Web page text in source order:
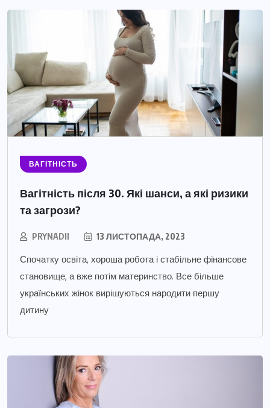
ВАГІТНІСТЬ
Вагітність після 30. Які шанси, а які ризики
та загрози?
PRYNADII 13 ЛИСТОПАДА, 2023
Спочатку освіта, хороша робота і стабільне фінансове
становище, а вже потім материнство. Все більше
українських жінок вирішуються народити першу
дитину